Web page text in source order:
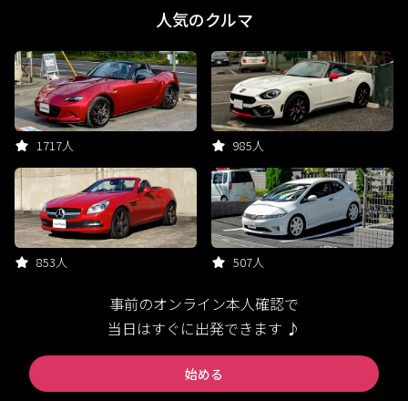
人気のクルマ
1717人 985人
853人 507人
事前のオンライン本人確認で
当日はすぐに出発できます ♪
始める